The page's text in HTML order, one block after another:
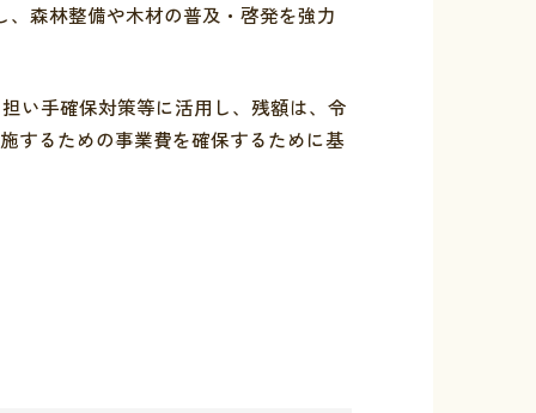
森林整備や木材の普及・啓発を強力
い手確保対策等に活用し、残額は、令
するための事業費を確保するために基